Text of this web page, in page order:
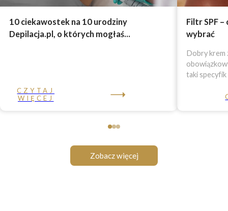
10 ciekawostek na 10 urodziny
Depilacja.pl, o których mogłaś...
CZYTAJ
WIĘCEJ
Filtr SPF
wybrać
Dobry krem
taki specyfik
Zobacz więcej